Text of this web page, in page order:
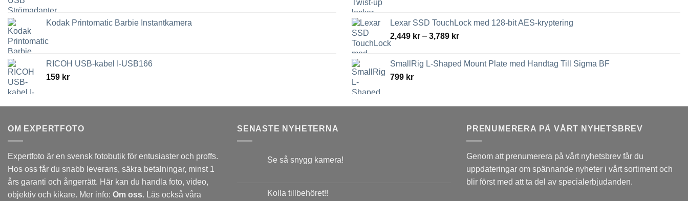
Kodak Printomatic Barbie Instantkamera
RICOH USB-kabel I-USB166
159 kr
Lexar SSD TouchLock med 128-bit AES-kryptering
2,449 kr – 3,789 krPrisintervall:
3,789 kr
SmallRig L-Shaped Mount Plate med Handtag Till Sigma BF
799 kr
OM EXPERTFOTO
Expertfoto är en svensk fotobutik för entusiaster och proffs.
Hos oss får du snabb leverans, säkra betalningar, minst 1
års garanti och ångerrätt. Här kan du handla foto, video,
objektiv och kikare. Mer info: Om oss. Läs också våra
SENASTE NYHETERNA
Se så snygg kamera!
Kolla tillbehöret!!
PRENUMERERA PÅ VÅRT NYHETSBREV
Genom att prenumerera på vårt nyhetsbrev får du
uppdateringar om spännande nyheter i vårt sortiment och
blir först med att ta del av specialerbjudanden.